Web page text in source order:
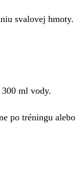
svalovej hmoty.
ml vody.
po tréningu alebo